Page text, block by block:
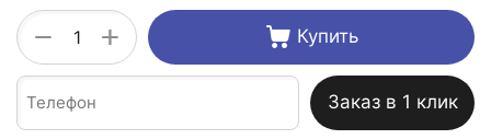
+
− Купить
Заказ в 1 клик